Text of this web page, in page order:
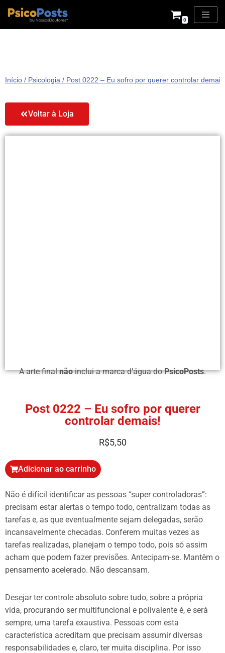
Pular
0
Início / Psicologia / Post 0222 – Eu sofro por querer controlar
Voltar à Loja
A arte finalnãoinclui a marca d’água doPsicoPosts.
Post 0222 – Eu sofro por querer
controlar demais!
R$5,50
Adicionar ao carrinho
Não é difícil identificar as pessoas “super controladoras”:
precisam estar alertas o tempo todo, centralizam todas as
tarefas e, as que eventualmente sejam delegadas, serão
incansavelmente checadas. Conferem muitas vezes as
tarefas realizadas, planejam o tempo todo, pois só assim
acham que podem fazer previsões. Antecipam-se. Mantêm o
pensamento acelerado. Não descansam.
Desejar ter controle absoluto sobre tudo, sobre a própria
vida, procurando ser multifuncional e polivalente é, e será
sempre, uma tarefa exaustiva. Pessoas com esta
característica acreditam que precisam assumir diversas
responsabilidades e, claro, ter muita disciplina. Por isso